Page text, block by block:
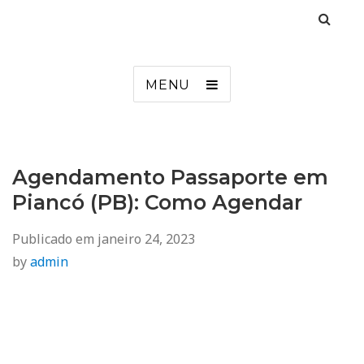
MENU
Agendamento Passaporte em
Piancó (PB): Como Agendar
Publicado em janeiro 24, 2023
byadmin